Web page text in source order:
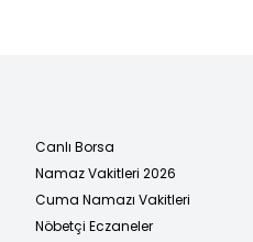
Canlı Borsa
Namaz Vakitleri 2026
Cuma Namazı Vakitleri
Nöbetçi Eczaneler